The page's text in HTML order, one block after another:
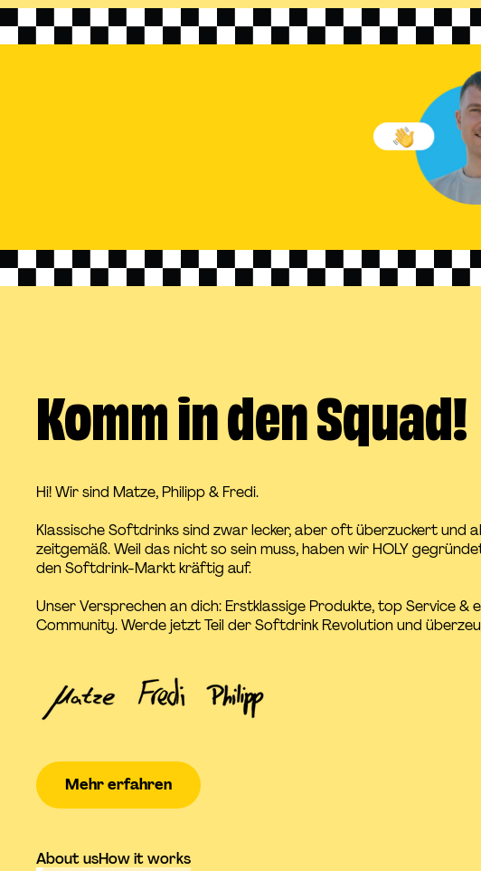
Komm in den Squad!
Hi! Wir sind Matze, Philipp & Fredi.
Klassische Softdrinks sind zwar lecker, aber oft überzuckert und
zeitgemäß. Weil das nicht so sein muss, haben wir HOLY
den Softdrink-Markt kräftig auf.
Unser Versprechen an dich: Erstklassige Produkte, top Service &
Community. Werde jetzt Teil der Softdrink Revolution und
Mehr erfahren
About usHow it works